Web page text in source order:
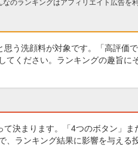
なのランキングはアフィリエイト広告を
う洗顔料が対象です。「高評価
てください。ランキングの趣旨に
決まります。「4つのボタン」
ランキング結果に影響を与える